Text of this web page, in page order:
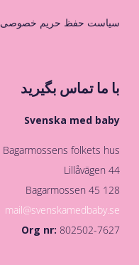
سیاست حفظ حریم خصوصی
با ما تماس بگیرید
Svenska med baby
Bagarmossens folkets hus
Lillåvägen 44
128 45 Bagarmossen
mail@svenskamedbaby.se
Org nr:802502-7627